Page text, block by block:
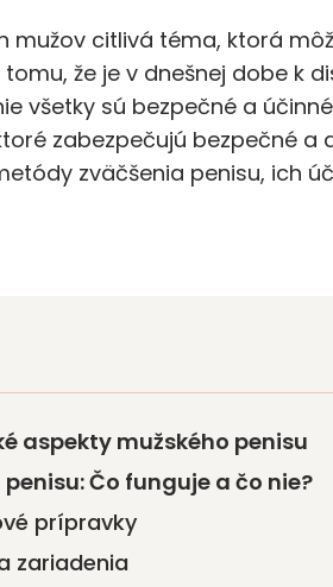
mužov citlivá téma, ktorá
že je v dnešnej dobe k
všetky sú bezpečné a
zabezpečujú bezpečné a
zväčšenia penisu, ich
aspekty mužského penisu
Čo funguje a čo nie?
prípravky
zariadenia